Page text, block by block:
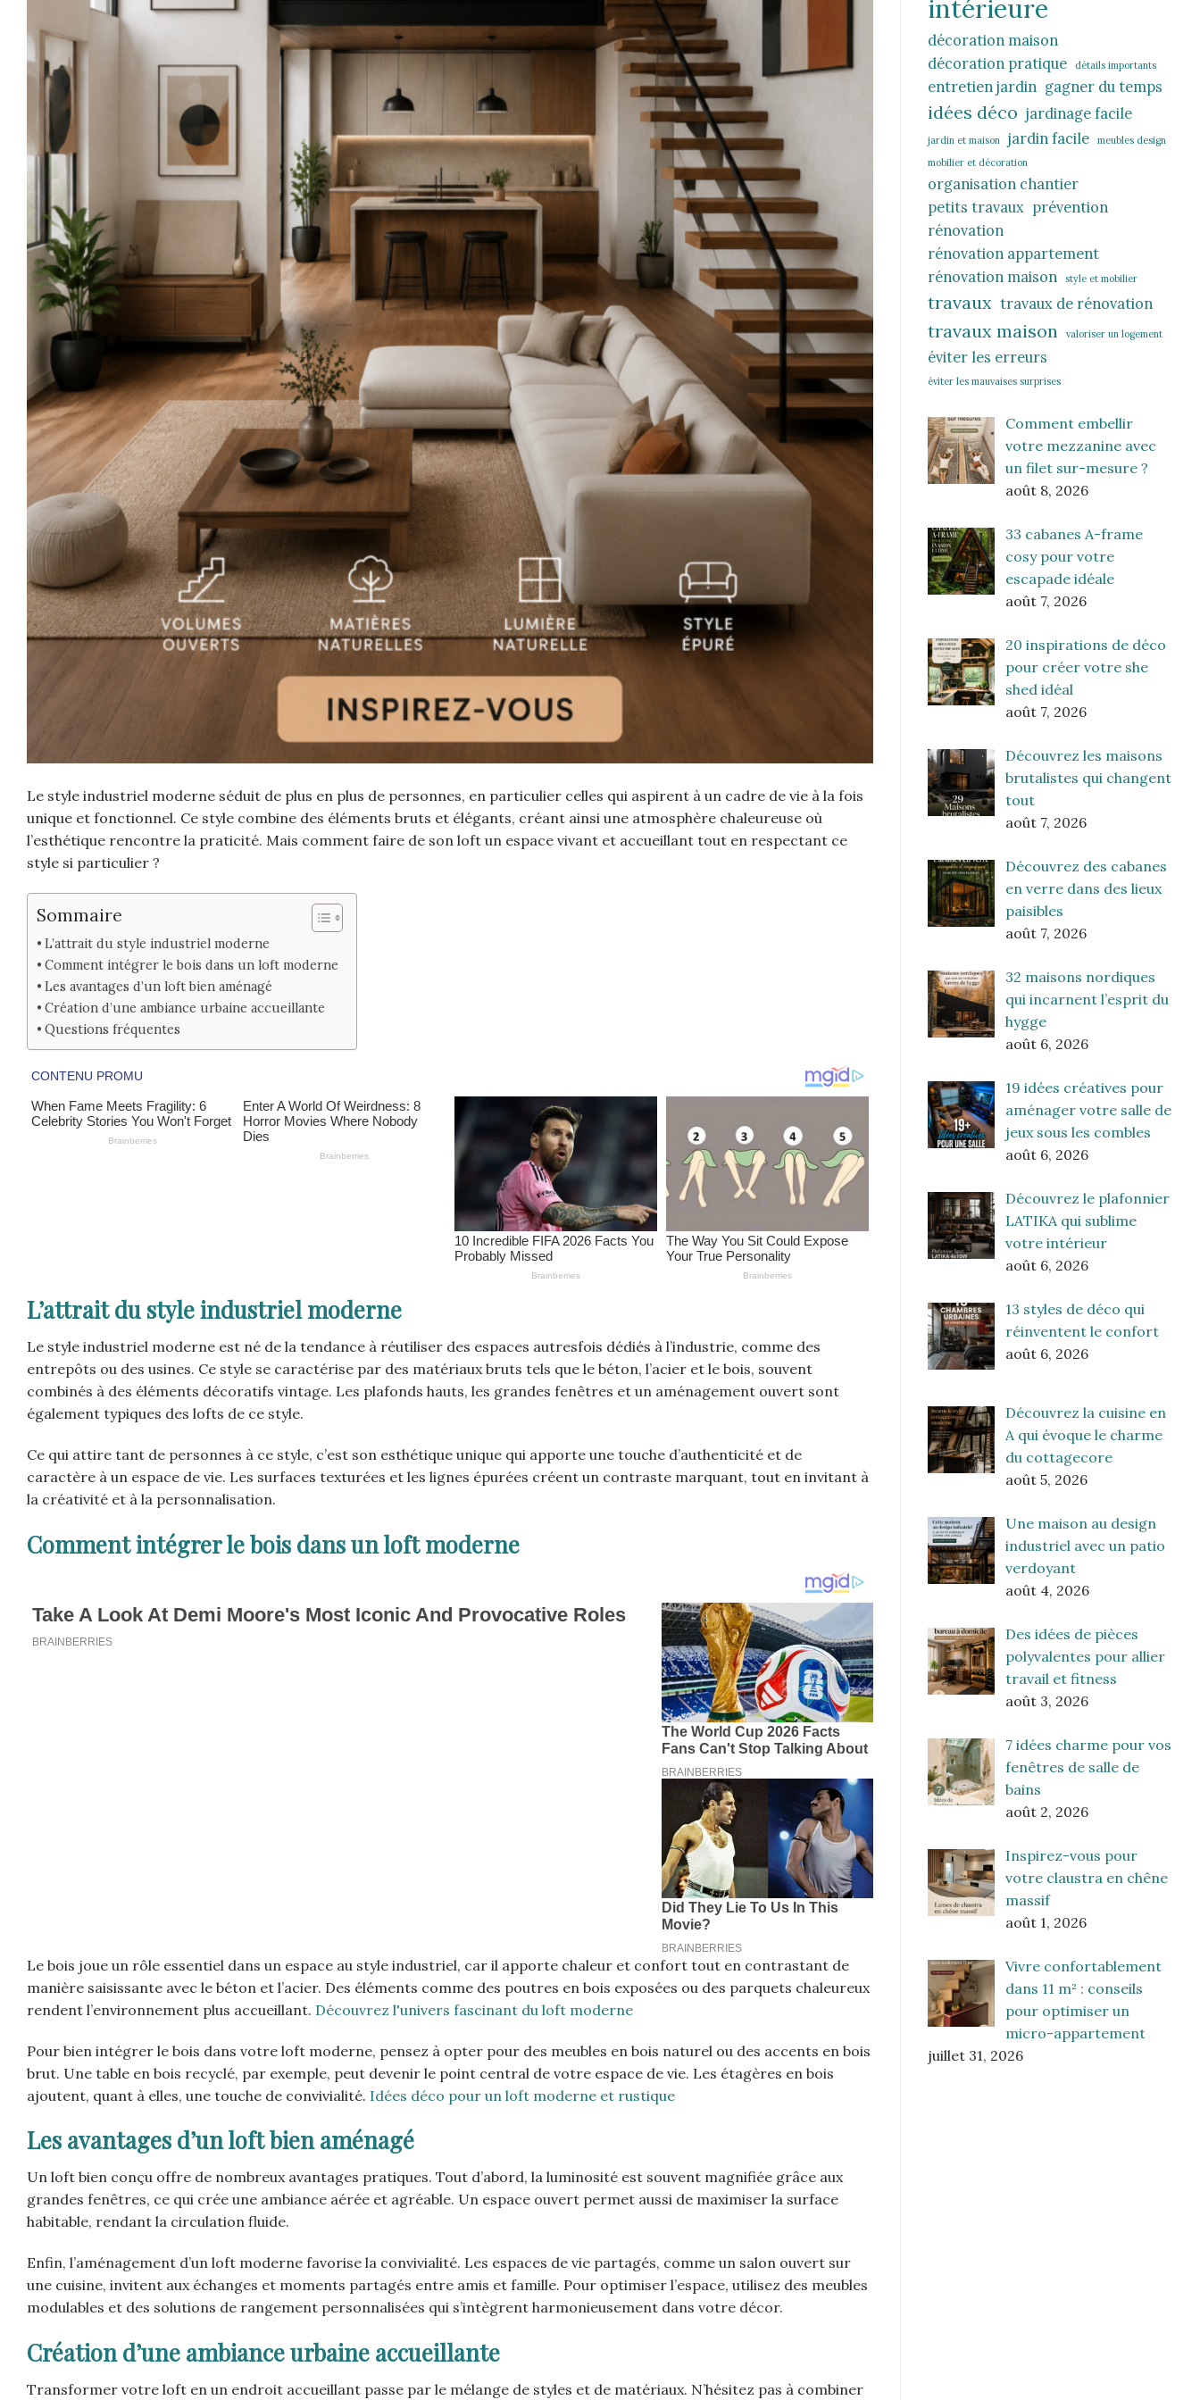
Le style industriel moderne séduit de plus en plus de personnes, en particulier celles qui aspirent à un cadre de vie à la fois
unique et fonctionnel. Ce style combine des éléments bruts et élégants, créant ainsi une atmosphère chaleureuse où
l’esthétique rencontre la praticité. Mais comment faire de son loft un espace vivant et accueillant tout en respectant ce
style si particulier ?
Sommaire
L’attrait du style industriel moderne
Comment intégrer le bois dans un loft moderne
Les avantages d’un loft bien aménagé
Création d’une ambiance urbaine accueillante
Questions fréquentes
L’attrait du style industriel moderne
Le style industriel moderne est né de la tendance à réutiliser des espaces autresfois dédiés à l’industrie, comme des
entrepôts ou des usines. Ce style se caractérise par des matériaux bruts tels que le béton, l’acier et le bois, souvent
combinés à des éléments décoratifs vintage. Les plafonds hauts, les grandes fenêtres et un aménagement ouvert sont
également typiques des lofts de ce style.
Ce qui attire tant de personnes à ce style, c’est son esthétique unique qui apporte une touche d’authenticité et de
caractère à un espace de vie. Les surfaces texturées et les lignes épurées créent un contraste marquant, tout en invitant à
la créativité et à la personnalisation.
Comment intégrer le bois dans un loft moderne
Le bois joue un rôle essentiel dans un espace au style industriel, car il apporte chaleur et confort tout en contrastant de
manière saisissante avec le béton et l’acier. Des éléments comme des poutres en bois exposées ou des parquets chaleureux
rendent l’environnement plus accueillant. Découvrez l'univers fascinant du loft moderne
Pour bien intégrer le bois dans votre loft moderne, pensez à opter pour des meubles en bois naturel ou des accents en bois
brut. Une table en bois recyclé, par exemple, peut devenir le point central de votre espace de vie. Les étagères en bois
ajoutent, quant à elles, une touche de convivialité. Idées déco pour un loft moderne et rustique
Les avantages d’un loft bien aménagé
Un loft bien conçu offre de nombreux avantages pratiques. Tout d’abord, la luminosité est souvent magnifiée grâce aux
grandes fenêtres, ce qui crée une ambiance aérée et agréable. Un espace ouvert permet aussi de maximiser la surface
habitable, rendant la circulation fluide.
Enfin, l’aménagement d’un loft moderne favorise la convivialité. Les espaces de vie partagés, comme un salon ouvert sur
une cuisine, invitent aux échanges et moments partagés entre amis et famille. Pour optimiser l’espace, utilisez des meubles
modulables et des solutions de rangement personnalisées qui s’intègrent harmonieusement dans votre décor.
Création d’une ambiance urbaine accueillante
Transformer votre loft en un endroit accueillant passe par le mélange de styles et de matériaux. N’hésitez pas à combiner
intérieure
décoration maison
décoration pratique
détails importants
entretien jardin gagner du temps
idées déco jardinage facile
jardin et maison jardin facile
meubles design
mobilier et décoration
organisation chantier
petits travaux prévention
rénovation
rénovation appartement
rénovation maison
style et mobilier
travaux travaux de rénovation
travaux maison valoriser un logement
éviter les erreurs
éviter les mauvaises surprises
Comment embellir
votre mezzanine avec
un filet sur-mesure ?
août 8, 2026
33 cabanes A-frame
cosy pour votre
escapade idéale
août 7, 2026
20 inspirations de déco
pour créer votre she
shed idéal
août 7, 2026
Découvrez les maisons
brutalistes qui changent
tout
août 7, 2026
Découvrez des cabanes
en verre dans des lieux
paisibles
août 7, 2026
32 maisons nordiques
qui incarnent l’esprit du
hygge
août 6, 2026
19 idées créatives pour
aménager votre salle de
jeux sous les combles
août 6, 2026
Découvrez le plafonnier
LATIKA qui sublime
votre intérieur
août 6, 2026
13 styles de déco qui
réinventent le confort
août 6, 2026
Découvrez la cuisine en
A qui évoque le charme
du cottagecore
août 5, 2026
Une maison au design
industriel avec un patio
verdoyant
août 4, 2026
Des idées de pièces
polyvalentes pour allier
travail et fitness
août 3, 2026
7 idées charme pour vos
fenêtres de salle de
bains
août 2, 2026
Inspirez-vous pour
votre claustra en chêne
massif
août 1, 2026
Vivre confortablement
dans 11 m² : conseils
pour optimiser un
micro-appartement
juillet 31, 2026